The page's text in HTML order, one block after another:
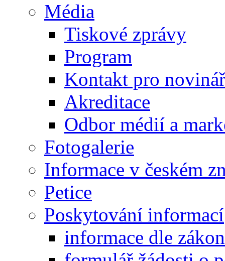
Média
Tiskové zprávy
Program
Kontakt pro
Akreditace
Odbor médií a
Fotogalerie
Informace v českém
Petice
Poskytování informací
informace dle